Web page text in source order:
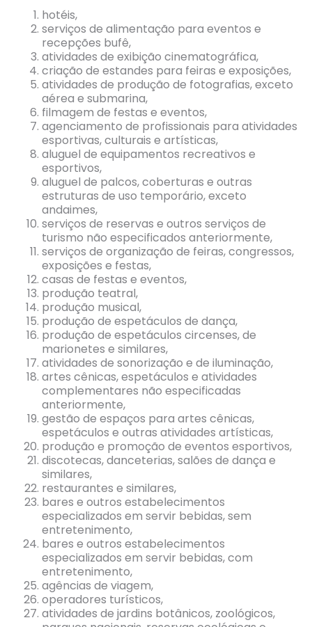
hotéis,
serviços de alimentação para eventos e
recepções bufê,
atividades de exibição cinematográfica,
criação de estandes para feiras e exposições,
atividades de produção de fotografias, exceto
aérea e submarina,
filmagem de festas e eventos,
agenciamento de profissionais para atividades
esportivas, culturais e artísticas,
aluguel de equipamentos recreativos e
esportivos,
aluguel de palcos, coberturas e outras
estruturas de uso temporário, exceto
andaimes,
serviços de reservas e outros serviços de
turismo não especificados anteriormente,
serviços de organização de feiras, congressos,
exposições e festas,
casas de festas e eventos,
produção teatral,
produção musical,
produção de espetáculos de dança,
produção de espetáculos circenses, de
marionetes e similares,
atividades de sonorização e de iluminação,
artes cênicas, espetáculos e atividades
complementares não especificadas
anteriormente,
gestão de espaços para artes cênicas,
espetáculos e outras atividades artísticas,
produção e promoção de eventos esportivos,
discotecas, danceterias, salões de dança e
similares,
restaurantes e similares,
bares e outros estabelecimentos
especializados em servir bebidas, sem
entretenimento,
bares e outros estabelecimentos
especializados em servir bebidas, com
entretenimento,
agências de viagem,
operadores turísticos,
atividades de jardins botânicos, zoológicos,